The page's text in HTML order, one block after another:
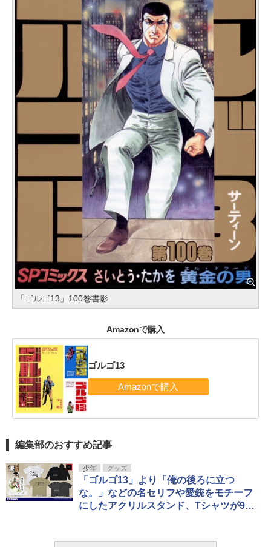
「ゴルゴ13」100巻書影
Amazonで購入
ゴルゴ13
編集部のおすすめ記事
少年 グッズ
「ゴルゴ13」より「俺の後ろに立つ
な。」などの名セリフや愛銃をモチーフ
にしたアクリルスタンド、Tシャツが9月